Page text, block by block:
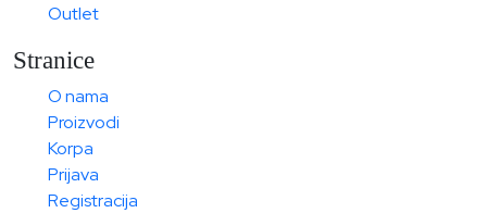
Outlet
Stranice
O nama
Proizvodi
Korpa
Prijava
Registracija